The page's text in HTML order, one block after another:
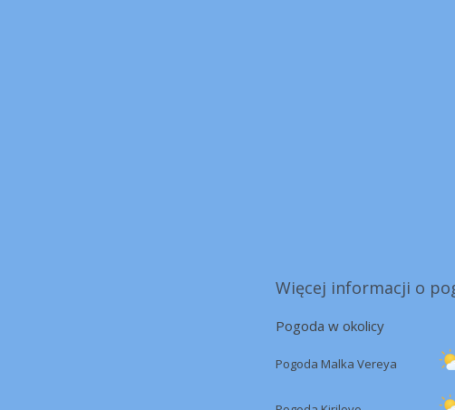
Więcej informacji o
Pogoda w okolicy
Pogoda Malka Vereya